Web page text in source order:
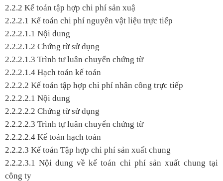
2.2.2 Kế toán tập hợp chi phí sản xuậ
2.2.2.1 Kế toán chi phí nguyên vật liệu trực tiếp
2.2.2.1.1 Nội dung
2.2.2.1.2 Chứng từ sử dụng
2.2.2.1.3 Trình tư luân chuyển chứng từ
2.2.2.1.4 Hạch toán kế toán
2.2.2.2 Kế toán tập hợp chi phí nhân công trực tiếp
2.2.2.2.1 Nội dung
2.2.2.2.2 Chứng từ sử dụng
2.2.2.2.3 Trình tự luân chuyển chứng từ
2.2.2.2.4 Kế toán hạch toán
2.2.2.3 Kế toán Tập hợp chi phí sản xuất chung
2.2.2.3.1 Nội dung về kế toán chi phí sản xuất chung tại
công ty